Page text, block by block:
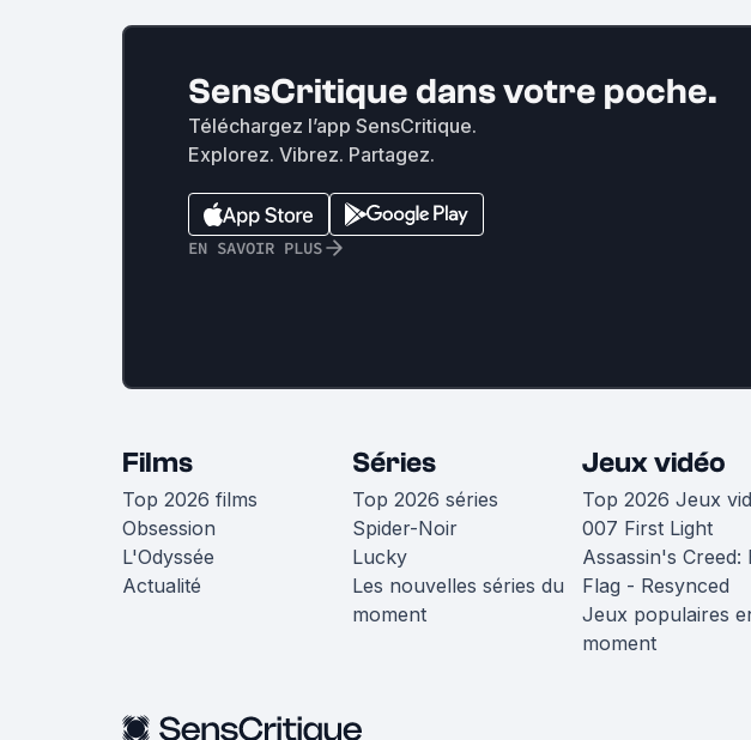
SensCritique dans votre poche.
Téléchargez l’app SensCritique.
Explorez. Vibrez. Partagez.
EN SAVOIR PLUS
Films
Top 2026 films
Obsession
L'Odyssée
Actualité
Séries
Top 2026 séries
Spider-Noir
Lucky
Les nouvelles séries du
moment
Jeux vidéo
Top 2026 Jeux
007 First Light
Assassin's Creed:
Flag - Resynced
Jeux populaires
moment